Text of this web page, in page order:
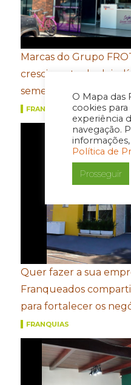
O Mapa das
cookies para
experiência
navegação.
informações,
Política de
Prosseguir
Marcas do Grupo
crescimento de dois
semestre
FRANQUIAS
Quer fazer a sua
Franqueados
para fortalecer os
FRANQUIAS